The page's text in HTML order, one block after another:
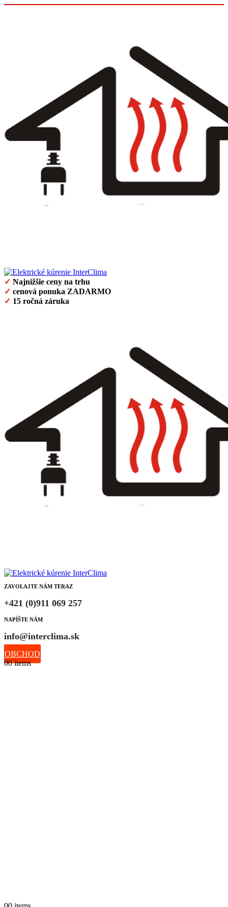
✓ Najnižšie ceny na trhu
✓ cenová ponuka ZADARMO
✓ 15 ročná záruka
ZAVOLAJTE NÁM TERAZ
+421 (0)911 069 257
NAPÍŠTE NÁM
info@interclima.sk
OBCHOD
00 items